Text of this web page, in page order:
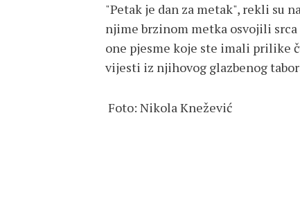
"Petak je dan za metak", rekli su
njime brzinom metka osvojili srca
one pjesme koje ste imali prilike
vijesti iz njihovog glazbenog
Foto: Nikola Knežević